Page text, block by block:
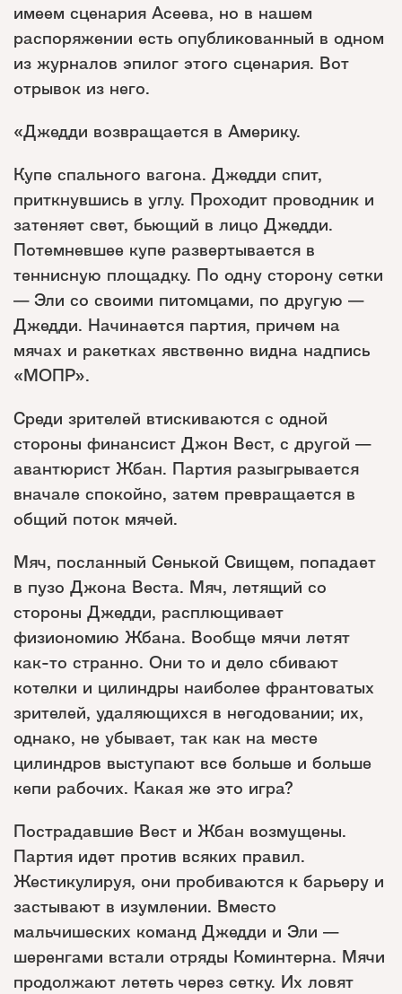
имеем сценария Асеева, но в нашем
распоряжении есть опубликованный в одном
из журналов эпилог этого сценария. Вот
отрывок из него.
«Джедди возвращается в Америку.
Купе спального вагона. Джедди спит,
приткнувшись в углу. Проходит проводник и
затеняет свет, бьющий в лицо Джедди.
Потемневшее купе развертывается в
теннисную площадку. По одну сторону сетки
— Эли со своими питомцами, по другую —
Джедди. Начинается партия, причем на
мячах и ракетках явственно видна надпись
«МОПР».
Среди зрителей втискиваются с одной
стороны финансист Джон Вест, с другой —
авантюрист Жбан. Партия разыгрывается
вначале спокойно, затем превращается в
общий поток мячей.
Мяч, посланный Сенькой Свищем, попадает
в пузо Джона Веста. Мяч, летящий со
стороны Джедди, расплющивает
физиономию Жбана. Вообще мячи летят
как-то странно. Они то и дело сбивают
котелки и цилиндры наиболее франтоватых
зрителей, удаляющихся в негодовании; их,
однако, не убывает, так как на месте
цилиндров выступают все больше и больше
кепи рабочих. Какая же это игра?
Пострадавшие Вест и Жбан возмущены.
Партия идет против всяких правил.
Жестикулируя, они пробиваются к барьеру и
застывают в изумлении. Вместо
мальчишеских команд Джедди и Эли —
шеренгами встали отряды Коминтерна. Мячи
продолжают лететь через сетку. Их ловят